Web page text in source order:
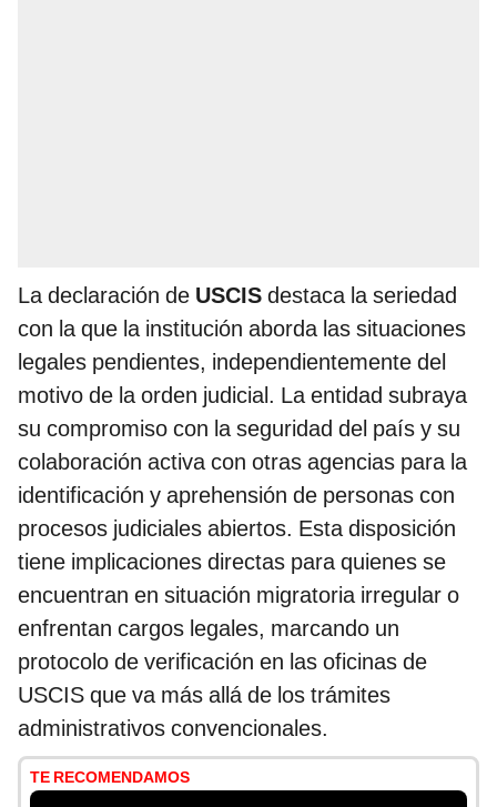
La declaración de USCIS destaca la seriedad
con la que la institución aborda las situaciones
legales pendientes, independientemente del
motivo de la orden judicial. La entidad subraya
su compromiso con la seguridad del país y su
colaboración activa con otras agencias para la
identificación y aprehensión de personas con
procesos judiciales abiertos. Esta disposición
tiene implicaciones directas para quienes se
encuentran en situación migratoria irregular o
enfrentan cargos legales, marcando un
protocolo de verificación en las oficinas de
USCIS que va más allá de los trámites
administrativos convencionales.
TE RECOMENDAMOS